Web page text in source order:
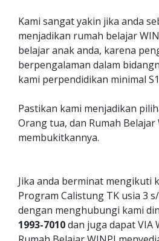
Kami sangat yakin jika anda
menjadikan rumah belajar
belajar anak anda, karena
berpengalaman dalam
kami perpendidikan minimal
Pastikan kami menjadikan
Orang tua, dan Rumah Belajar
membukitkannya.
Jika anda berminat mengikuti
Program Calistung TK usia 3
dengan menghubungi kami
1993-7010dan juga dapat VIA